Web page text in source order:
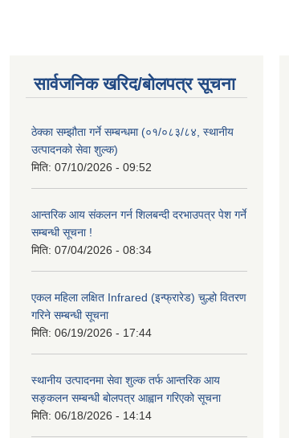
सार्वजनिक खरिद/बोलपत्र सूचना
ठेक्का सम्झौता गर्ने सम्बन्धमा (०१/०८३/८४, स्थानीय
उत्पादनको सेवा शुल्क)
मिति: 07/10/2026 - 09:52
आन्तरिक आय संकलन गर्न शिलबन्दी दरभाउपत्र पेश गर्ने
सम्बन्धी सूचना !
मिति: 07/04/2026 - 08:34
एकल महिला लक्षित Infrared (इन्फ्रारेड) चुल्हो वितरण
गरिने सम्बन्धी सूचना
मिति: 06/19/2026 - 17:44
स्थानीय उत्पादनमा सेवा शुल्क तर्फ आन्तरिक आय
सङ्कलन सम्बन्धी बोलपत्र आह्वान गरिएको सूचना
मिति: 06/18/2026 - 14:14